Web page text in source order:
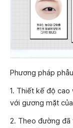
Phương pháp
1. Thiết kế độ cao
với gương mặt
2. Theo đường